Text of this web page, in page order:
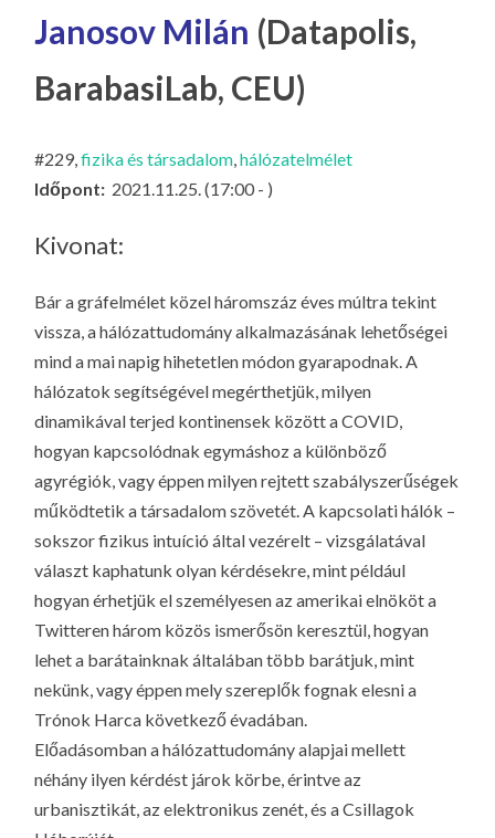
CS
IL
LA
G
KI
Janosov Milán (Datapolis,
BarabasiLab, CEU)
#229,fizika és társadalom,hálózatelmélet
Időpont: 2021.11.25. (17:00 - )
Kivonat:
Bár a gráfelmélet közel háromszáz éves múltra tekint
vissza, a hálózattudomány alkalmazásának lehetőségei
mind a mai napig hihetetlen módon gyarapodnak. A
hálózatok segítségével megérthetjük, milyen
dinamikával terjed kontinensek között a COVID,
hogyan kapcsolódnak egymáshoz a különböző
agyrégiók, vagy éppen milyen rejtett szabályszerűségek
működtetik a társadalom szövetét. A kapcsolati hálók –
sokszor fizikus intuíció által vezérelt – vizsgálatával
választ kaphatunk olyan kérdésekre, mint például
hogyan érhetjük el személyesen az amerikai elnököt a
Twitteren három közös ismerősön keresztül, hogyan
lehet a barátainknak általában több barátjuk, mint
nekünk, vagy éppen mely szereplők fognak elesni a
Trónok Harca következő évadában.
Előadásomban a hálózattudomány alapjai mellett
néhány ilyen kérdést járok körbe, érintve az
urbanisztikát, az elektronikus zenét, és a Csillagok